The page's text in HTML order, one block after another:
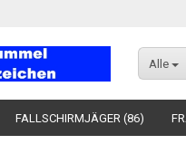
Alle
FALLSCHIRMJÄGER (86)